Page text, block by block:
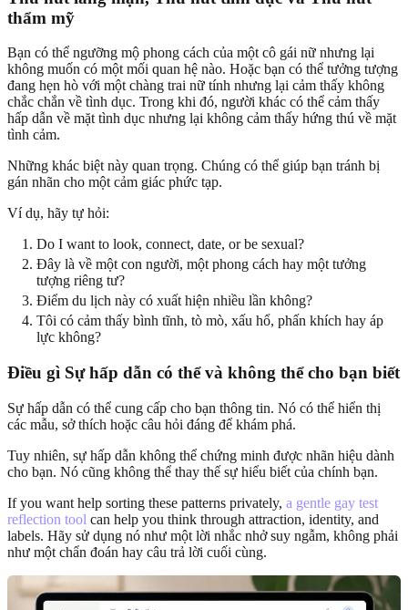
thẩm mỹ
Bạn có thể ngưỡng mộ phong cách của một cô gái nữ nhưng lại
không muốn có một mối quan hệ nào. Hoặc bạn có thể tưởng tượng
đang hẹn hò với một chàng trai nữ tính nhưng lại cảm thấy không
chắc chắn về tình dục. Trong khi đó, người khác có thể cảm thấy
hấp dẫn về mặt tình dục nhưng lại không cảm thấy hứng thú về mặt
tình cảm.
Những khác biệt này quan trọng. Chúng có thể giúp bạn tránh bị
gán nhãn cho một cảm giác phức tạp.
Ví dụ, hãy tự hỏi:
Do I want to look, connect, date, or be sexual?
Đây là về một con người, một phong cách hay một tưởng
tượng riêng tư?
Điểm du lịch này có xuất hiện nhiều lần không?
Tôi có cảm thấy bình tĩnh, tò mò, xấu hổ, phấn khích hay áp
lực không?
Điều gì Sự hấp dẫn có thể và không thể cho bạn biết
Sự hấp dẫn có thể cung cấp cho bạn thông tin. Nó có thể hiển thị
các mẫu, sở thích hoặc câu hỏi đáng để khám phá.
Tuy nhiên, sự hấp dẫn không thể chứng minh được nhãn hiệu dành
cho bạn. Nó cũng không thể thay thế sự hiểu biết của chính bạn.
If you want help sorting these patterns privately, a gentle gay test
reflection tool can help you think through attraction, identity, and
labels. Hãy sử dụng nó như một lời nhắc nhở suy ngẫm, không phải
như một chẩn đoán hay câu trả lời cuối cùng.